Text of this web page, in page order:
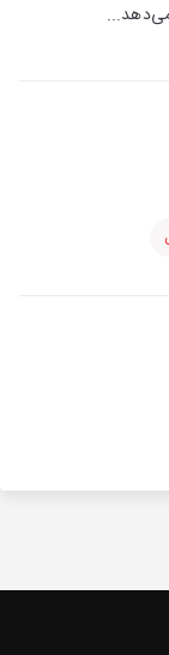
می‌دهد...